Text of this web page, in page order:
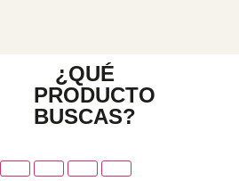
¿QUÉ
PRODUCTO
BUSCAS?